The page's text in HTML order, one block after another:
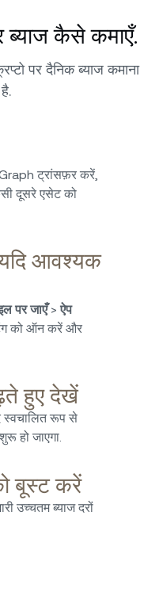
रहा है. यह कार्ड
एसेट पर ब्याज पारदर्शी
टीम शानदार रही है—
5 स्टार!
है—इसके फ़िएट निवेश
और बिना किसी छिपे
बहुत आसान है, और मुझे
और रेगुलेटेड हैं.
स्मार्ट विकल्प!
का उपयोग कर रहा
क्रिप्टो और स्टेबल
के लिए सबसे अच्छे
सिक्योरिटी मानक और
से बहुत-बहुत खुश हूँ.
कैसे कमाएँ.
पर दैनिक ब्याज कमाना
ट्रांसफ़र करें,
दूसरे एसेट को
आवश्यक
पर जाएँ>ऐप
को ऑन करें और
हुए देखें
रूप से
हो जाएगा.
बूस्ट करें
उच्चतम ब्याज दरों